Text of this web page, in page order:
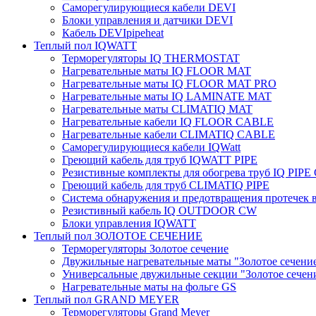
Саморегулирующиеся кабели DEVI
Блоки управления и датчики DEVI
Кабель DEVIpipeheat
Теплый пол IQWATT
Терморегуляторы IQ THERMOSTAT
Нагревательные маты IQ FLOOR MAT
Нагревательные маты IQ FLOOR MAT PRO
Нагревательные маты IQ LAMINATE MAT
Нагревательные маты CLIMATIQ MAT
Нагревательные кабели IQ FLOOR CABLE
Нагревательные кабели CLIMATIQ CABLE
Саморегулирующиеся кабели IQWatt
Греющий кабель для труб IQWATT PIPE
Резистивные комплекты для обогрева труб IQ PIPE
Греющий кабель для труб CLIMATIQ PIPE
Система обнаружения и предотвращения протечек
Резистивный кабель IQ OUTDOOR CW
Блоки управления IQWATT
Теплый пол ЗОЛОТОЕ СЕЧЕНИЕ
Терморегуляторы Золотое сечение
Двужильные нагревательные маты "Золотое
Универсальные двужильные секции "Золотое
Нагревательные маты на фольге GS
Теплый пол GRAND MEYER
Терморегуляторы Grand Meyer